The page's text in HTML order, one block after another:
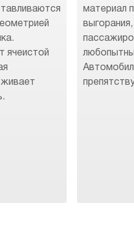
ячеистой
материал